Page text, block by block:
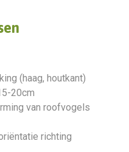
(haag, houtkant)
20cm
van roofvogels
richting